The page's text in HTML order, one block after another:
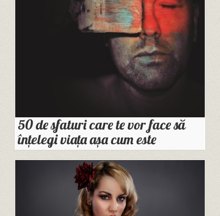
50 de sfaturi care te vor face să
înțelegi viața așa cum este